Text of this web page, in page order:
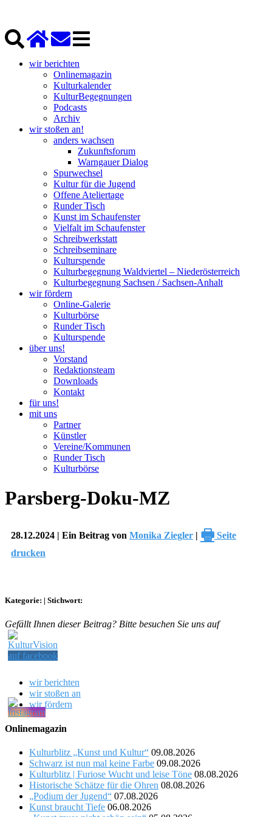
wir berichten
Onlinemagazin
Kulturkalender
KulturBegegnungen
Podcasts
Archiv
wir stoßen an!
anders wachsen
Zukunftsforum
Warngauer Dialog
Spurwechsel
Kultur für die Jugend
Offene Ateliertage
Runder Tisch
Kunst im Schaufenster
Vielfalt im Schaufenster
Schreibwerkstatt
Schreibseminare
Kulturspende
Kulturbegegnung Waldviertel – Niederösterreich
Kulturbegegnung Sachsen / Sachsen-Anhalt
wir fördern
Online-Galerie
Kulturbörse
Runder Tisch
Kulturspende
über uns!
Vorstand
Redaktionsteam
Downloads
Kontakt
für uns!
mit uns
Partner
Künstler
Vereine/Kommunen
Runder Tisch
Kulturbörse
Parsberg-Doku-MZ
28.12.2024 | Ein Beitrag von Monika Ziegler | 🖶 Seite
drucken
Kategorie: | Stichwort:
Gefällt Ihnen dieser Beitrag? Bitte besuchen Sie uns auf
wir berichten
wir stoßen an
wir fördern
Onlinemagazin
Kulturblitz „Kunst und Kultur“ 09.08.2026
Schwarz ist nun mal keine Farbe 09.08.2026
Kulturblitz | Furiose Wucht und leise Töne 08.08.2026
Historische Schätze für die Ohren 08.08.2026
„Podium der Jugend“ 07.08.2026
Kunst braucht Tiefe 06.08.2026